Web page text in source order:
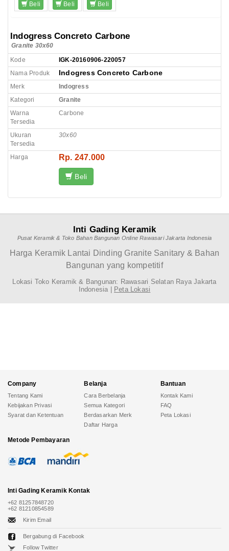
Beli
Beli
Beli
Indogress Concreto Carbone
Granite 30x60
Kode
IGK-20160906-220057
Nama Produk
Indogress Concreto Carbone
Merk
Indogress
Kategori
Granite
Warna
Tersedia
Carbone
Ukuran
Tersedia
30x60
Harga Rp. 247.000
Beli
Inti Gading Keramik
Pusat Keramik & Toko Bahan Bangunan Online Rawasari Jakarta Indonesia
Harga Keramik Lantai Dinding Granite Sanitary & Bahan
Bangunan yang kompetitif
Lokasi Toko Keramik & Bangunan: Rawasari Selatan Raya Jakarta
Indonesia |
Peta Lokasi
Company
Tentang Kami
Kebijakan Privasi
Syarat dan Ketentuan
Belanja
Cara Berbelanja
Semua Kategori
Berdasarkan Merk
Daftar Harga
Bantuan
Kontak Kami
FAQ
Peta Lokasi
Metode Pembayaran
Inti Gading Keramik Kontak
+62 81257848720
+62 81210854589
Kirim Email
Bergabung di Facebook
Follow Twitter